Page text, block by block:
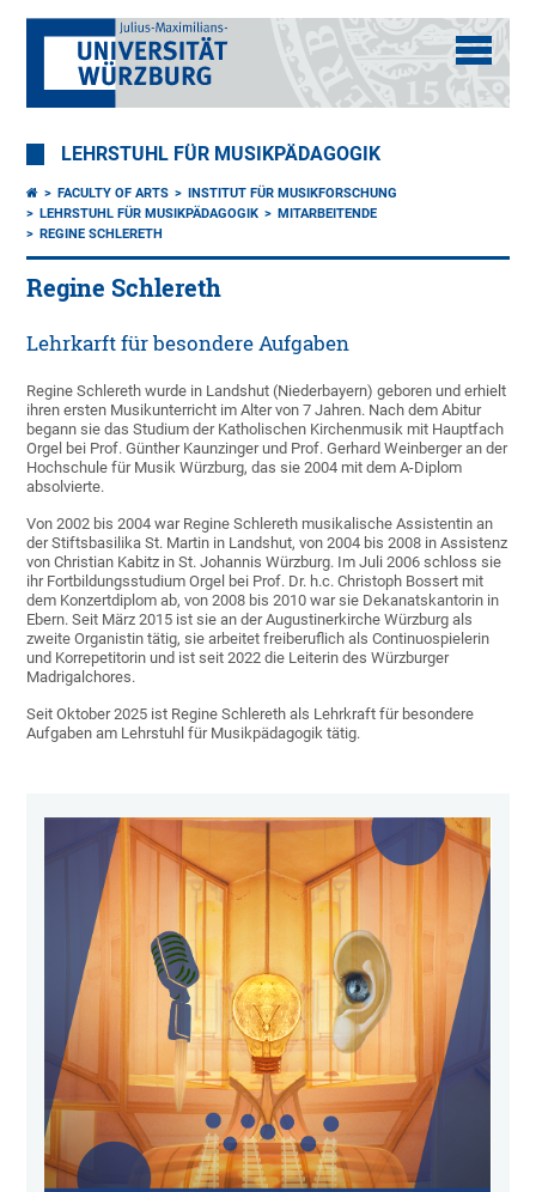
LEHRSTUHL FÜR MUSIKPÄDAGOGIK
FACULTY OF ARTS
INSTITUT FÜR MUSIKFORSCHUNG
LEHRSTUHL FÜR MUSIKPÄDAGOGIK
MITARBEITENDE
REGINE SCHLERETH
Regine Schlereth
Lehrkarft für besondere Aufgaben
Regine Schlereth wurde in Landshut (Niederbayern) geboren und erhielt
ihren ersten Musikunterricht im Alter von 7 Jahren. Nach dem Abitur
begann sie das Studium der Katholischen Kirchenmusik mit Hauptfach
Orgel bei Prof. Günther Kaunzinger und Prof. Gerhard Weinberger an der
Hochschule für Musik Würzburg, das sie 2004 mit dem A-Diplom
absolvierte.
Von 2002 bis 2004 war Regine Schlereth musikalische Assistentin an
der Stiftsbasilika St. Martin in Landshut, von 2004 bis 2008 in Assistenz
von Christian Kabitz in St. Johannis Würzburg. Im Juli 2006 schloss sie
ihr Fortbildungsstudium Orgel bei Prof. Dr. h.c. Christoph Bossert mit
dem Konzertdiplom ab, von 2008 bis 2010 war sie Dekanatskantorin in
Ebern. Seit März 2015 ist sie an der Augustinerkirche Würzburg als
zweite Organistin tätig, sie arbeitet freiberuflich als Continuospielerin
und Korrepetitorin und ist seit 2022 die Leiterin des Würzburger
Madrigalchores.
Seit Oktober 2025 ist Regine Schlereth als Lehrkraft für besondere
Aufgaben am Lehrstuhl für Musikpädagogik tätig.